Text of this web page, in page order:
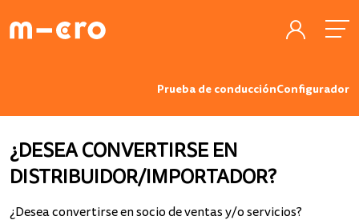
Prueba de conducciónConfigurador
¿DESEA CONVERTIRSE EN
DISTRIBUIDOR/IMPORTADOR?
¿Desea convertirse en socio de ventas y/o servicios?